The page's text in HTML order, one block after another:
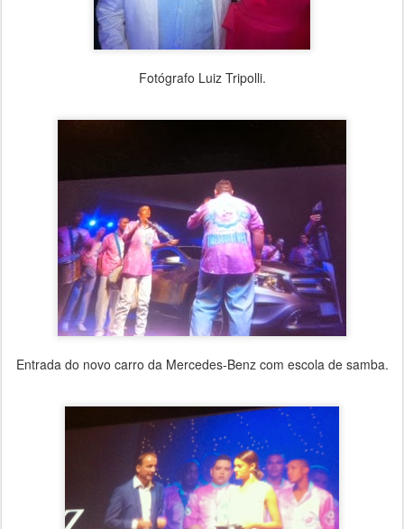
Fotógrafo Luiz Tripolli.
Entrada do novo carro da Mercedes-Benz com escola de samba.